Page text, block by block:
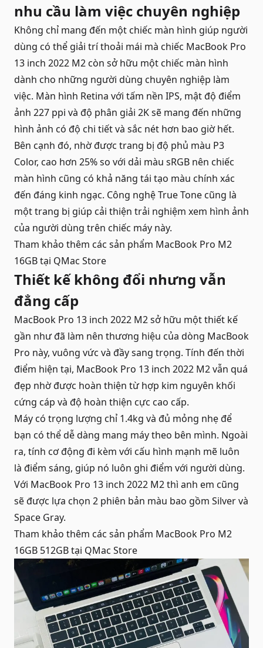
nhu cầu làm việc chuyên nghiệp
Không chỉ mang đến một chiếc màn hình giúp người
dùng có thể giải trí thoải mái mà chiếc MacBook Pro
13 inch 2022 M2 còn sở hữu một chiếc màn hình
dành cho những người dùng chuyên nghiệp làm
việc. Màn hình Retina với tấm nền IPS, mật độ điểm
ảnh 227 ppi và độ phân giải 2K sẽ mang đến những
hình ảnh có độ chi tiết và sắc nét hơn bao giờ hết.
Bên cạnh đó, nhờ được trang bị độ phủ màu P3
Color, cao hơn 25% so với dải màu sRGB nên chiếc
màn hình cũng có khả năng tái tạo màu chính xác
đến đáng kinh ngạc. Công nghệ True Tone cũng là
một trang bị giúp cải thiện trải nghiệm xem hình ảnh
của người dùng trên chiếc máy này.
Tham khảo thêm các sản phẩm MacBook Pro M2
16GBtại QMac Store
Thiết kế không đổi nhưng vẫn
đẳng cấp
MacBook Pro 13 inch 2022 M2 sở hữu một thiết kế
gần như đã làm nên thương hiệu của dòng MacBook
Pro này, vuông vức và đầy sang trọng. Tính đến thời
điểm hiện tại, MacBook Pro 13 inch 2022 M2 vẫn quá
đẹp nhờ được hoàn thiện từ hợp kim nguyên khối
cứng cáp và độ hoàn thiện cực cao cấp.
Máy có trọng lượng chỉ 1.4kg và đủ mỏng nhẹ để
bạn có thể dễ dàng mang máy theo bên mình. Ngoài
ra, tính cơ động đi kèm với cấu hình mạnh mẽ luôn
là điểm sáng, giúp nó luôn ghi điểm với người dùng.
Với MacBook Pro 13 inch 2022 M2 thì anh em cũng
sẽ được lựa chọn 2 phiên bản màu bao gồm Silver và
Space Gray.
Tham khảo thêm các sản phẩm MacBook Pro M2
16GB 512GBtại QMac Store